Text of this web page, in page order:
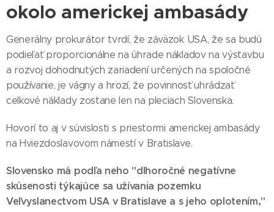
okolo americkej ambasády
Generálny prokurátor tvrdí, že záväzok USA, že sa budú
podieľať proporcionálne na úhrade nákladov na výstavbu
a rozvoj dohodnutých zariadení určených na spoločné
používanie, je vágny a hrozí, že povinnosť uhrádzať
celkové náklady zostane len na pleciach Slovenska.
Hovorí to aj v súvislosti s priestormi americkej ambasády
na Hviezdoslavovom námestí v Bratislave.
Slovensko má podľa neho "dlhoročné negatívne
skúsenosti týkajúce sa užívania pozemku
Veľvyslanectvom USA v Bratislave a s jeho oplotením,"